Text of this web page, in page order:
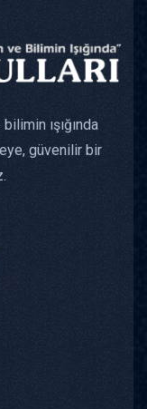
ışığında
güvenilir bir